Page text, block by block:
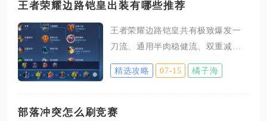
王者荣耀边路铠皇出装有哪些推荐
王者荣耀边路铠皇共有极致爆发一
刀流、通用半肉稳健流、双重减伤
容错流三类主流出装方案，可根据
敌方阵容强度、对局优劣势灵活选
需求。极致爆发一刀流出装顺序为
精选攻略 07-15 橘子海
部落冲突怎么刷竞赛